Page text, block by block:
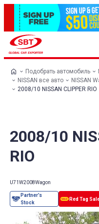
Подобрать автомобиль
NISSAN все авто
NISSAN
2008/10 NISSAN CLIPPER RIO
2008/10
RIO
U71W2008Wagon